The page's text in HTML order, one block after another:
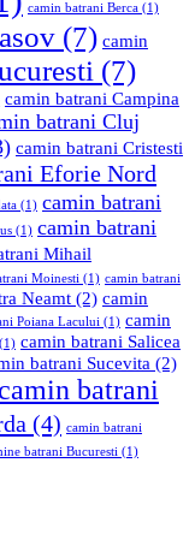
camin batrani Berca (1)
(7) camin
(7)
camin batrani Campina
batrani Cluj
camin batrani Cristesti
Eforie Nord
(1) camin batrani
(1) camin batrani
Mihail
Moinesti (1) camin batrani
Neamt (2) camin
Poiana Lacului (1) camin
(1) camin batrani Salicea
batrani Sucevita (2)
camin batrani
(4) camin batrani
batrani Bucuresti (1)